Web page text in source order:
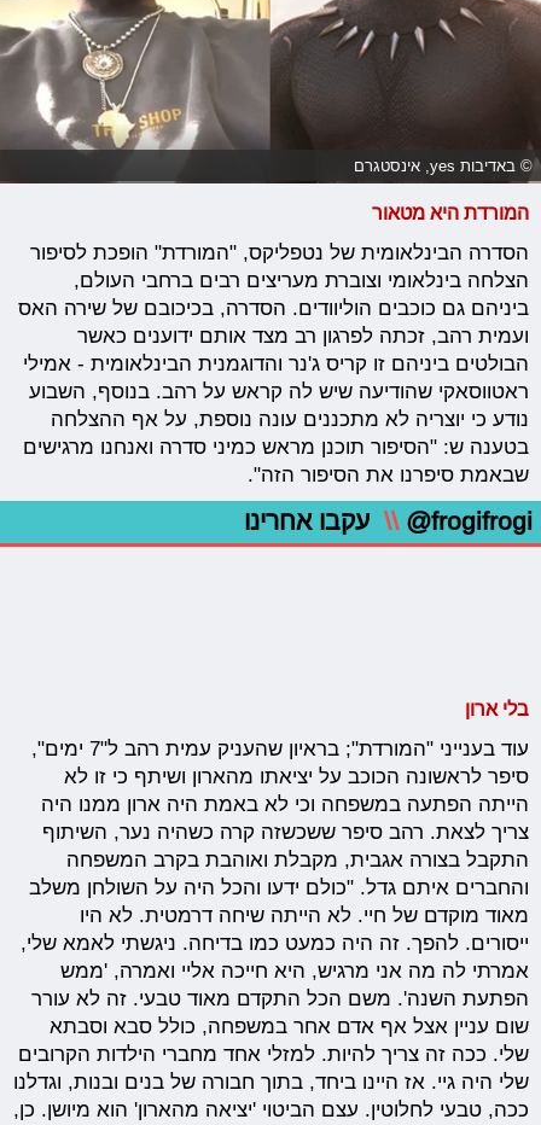
© באדיבות yes, אינסטגרם
המורדת היא מטאור
הסדרה הבינלאומית של נטפליקס, "המורדת" הופכת לסיפור
הצלחה בינלאומי וצוברת מעריצים רבים ברחבי העולם,
ביניהם גם כוכבים הוליוודים. הסדרה, בכיכובם של שירה האס
ועמית רהב, זכתה לפרגון רב מצד אותם ידוענים כאשר
הבולטים ביניהם זו קריס ג'נר והדוגמנית הבינלאומית - אמילי
ראטווסאקי שהודיעה שיש לה קראש על רהב. בנוסף, השבוע
נודע כי יוצריה לא מתכננים עונה נוספת, על אף ההצלחה
בטענה ש: "הסיפור תוכנן מראש כמיני סדרה ואנחנו מרגישים
שבאמת סיפרנו את הסיפור הזה".
@frogifrogi
\\ עקבו אחרינו
בלי ארון
עוד בענייני "המורדת"; בראיון שהעניק עמית רהב ל"7 ימים",
סיפר לראשונה הכוכב על יציאתו מהארון ושיתף כי זו לא
הייתה הפתעה במשפחה וכי לא באמת היה ארון ממנו היה
צריך לצאת. רהב סיפר ששכשזה קרה כשהיה נער, השיתוף
התקבל בצורה אגבית, מקבלת ואוהבת בקרב המשפחה
והחברים איתם גדל. "כולם ידעו והכל היה על השולחן משלב
מאוד מוקדם של חיי. לא הייתה שיחה דרמטית. לא היו
ייסורים. להפך. זה היה כמעט כמו בדיחה. ניגשתי לאמא שלי,
אמרתי לה מה אני מרגיש, היא חייכה אליי ואמרה, 'ממש
הפתעת השנה'. משם הכל התקדם מאוד טבעי. זה לא עורר
שום עניין אצל אף אדם אחר במשפחה, כולל סבא וסבתא
שלי. ככה זה צריך להיות. למזלי אחד מחברי הילדות הקרובים
שלי היה גיי. אז היינו ביחד, בתוך חבורה של בנים ובנות, וגדלנו
ככה, טבעי לחלוטין. עצם הביטוי 'יציאה מהארון' הוא מיושן. כן,